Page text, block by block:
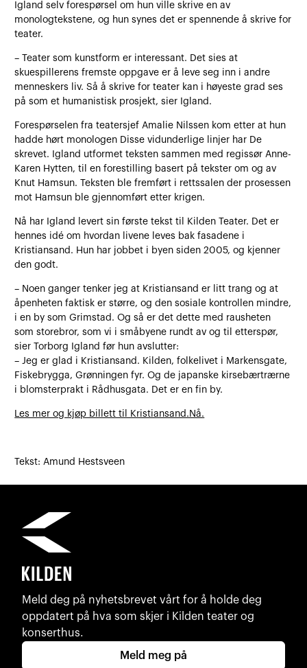
Igland selv forespørsel om hun ville skrive en av
monologtekstene, og hun synes det er spennende å skrive for
teater.
– Teater som kunstform er interessant. Det sies at
skuespillerens fremste oppgave er å leve seg inn i andre
menneskers liv. Så å skrive for teater kan i høyeste grad ses
på som et humanistisk prosjekt, sier Igland.
Forespørselen fra teatersjef Amalie Nilssen kom etter at hun
hadde hørt monologen Disse vidunderlige linjer har De
skrevet. Igland utformet teksten sammen med regissør Anne-
Karen Hytten, til en forestilling basert på tekster om og av
Knut Hamsun. Teksten ble fremført i rettssalen der prosessen
mot Hamsun ble gjennomført etter krigen.
Nå har Igland levert sin første tekst til Kilden Teater. Det er
hennes idé om hvordan livene leves bak fasadene i
Kristiansand. Hun har jobbet i byen siden 2005, og kjenner
den godt.
– Noen ganger tenker jeg at Kristiansand er litt trang og at
åpenheten faktisk er større, og den sosiale kontrollen mindre,
i en by som Grimstad. Og så er det dette med rausheten
som storebror, som vi i småbyene rundt av og til etterspør,
sier Torborg Igland før hun avslutter:
– Jeg er glad i Kristiansand. Kilden, folkelivet i Markensgate,
Fiskebrygga, Grønningen fyr. Og de japanske kirsebærtrærne
i blomsterprakt i Rådhusgata. Det er en fin by.
Les mer og kjøp billett til Kristiansand.Nå.
Tekst: Amund Hestsveen
Meld deg på nyhetsbrevet vårt for å holde deg
oppdatert på hva som skjer i Kilden teater og
konserthus.
Meld meg på